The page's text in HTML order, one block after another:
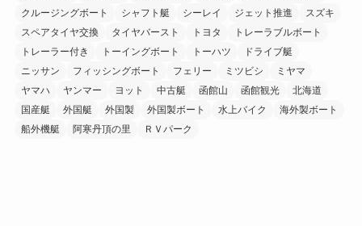
クルージングボート
シャフト艇 シーレイ ジェット推進
スズキ
スペアタイヤ交換
タイヤバースト トヨタ
トレーラブルボート
トレーラー付き
トーイングボート トーハツ
ドライブ艇
ニッサン
フィッシングボート フェリー ミツビシ
ミヤマ
ヤマハ
ヤンマー ヨット 中古艇 函館山 函館観光
北海道
国産艇
外国艇 外国製 外国製ボート 水上バイク
海外製ボート
船外機艇
阿寒丹頂の里 ＲＶパーク